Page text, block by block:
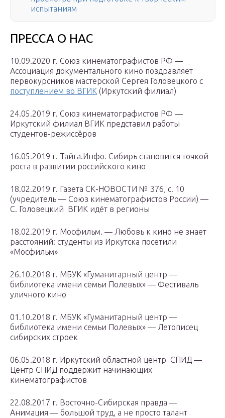
испытаниям
ПРЕССА О НАС
10.09.2020 г. Союз кинематографистов РФ —
Ассоциация документального кино поздравляет
первокурсников мастерской Сергея Головецкого с
поступлением во ВГИК (Иркутский филиал)
24.05.2019 г. Союз кинематографистов РФ —
Иркутский филиал ВГИК представил работы
студентов-режиссёров
16.05.2019 г. Тайга.Инфо. Сибирь становится точкой
роста в развитии российского кино
18.02.2019 г. Газета СК-НОВОСТИ № 376, с. 10
(учредитель — Союз кинематографистов России) —
С. Головецкий ВГИК идёт в регионы
18.02.2019 г. Мосфильм. — Любовь к кино не знает
расстояний: студенты из Иркутска посетили
«Мосфильм»
26.10.2018 г. МБУК «Гуманитарный центр —
библиотека имени семьи Полевых» — Фестиваль
уличного кино ​
01.10.2018 г. МБУК «Гуманитарный центр —
библиотека имени семьи Полевых» — Летописец
сибирских строек
06.05.2018 г. Иркутский областной центр СПИД —
Центр СПИД поддержит начинающих
кинематографистов
22.08.2017 г. Восточно-Сибирская правда —
Анимация — большой труд, а не просто талант